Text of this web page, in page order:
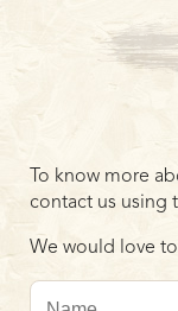
To know more
contact us using
We would love